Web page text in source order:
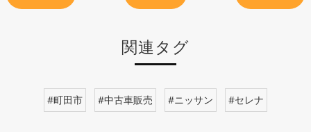
関連タグ
#町田市 #中古車販売 #ニッサン #セレナ